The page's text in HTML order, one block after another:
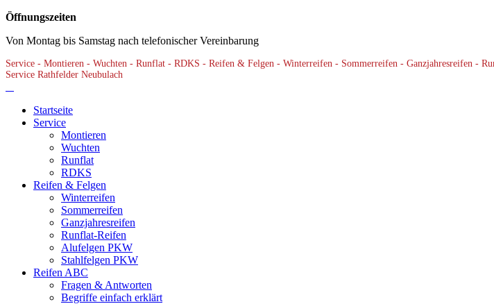
Öffnungszeiten
Von Montag bis Samstag nach telefonischer Vereinbarung
Service - Montieren - Wuchten - Runflat - RDKS - Reifen & Felgen - Winterreifen - Sommerreifen - Ganzjahresreifen
Service Rathfelder Neubulach
Startseite
Service
Montieren
Wuchten
Runflat
RDKS
Reifen & Felgen
Winterreifen
Sommerreifen
Ganzjahresreifen
Runflat-Reifen
Alufelgen PKW
Stahlfelgen PKW
Reifen ABC
Fragen & Antworten
Begriffe einfach erklärt